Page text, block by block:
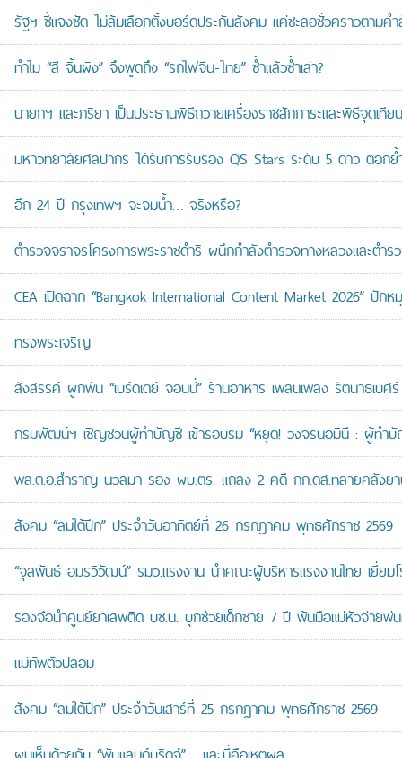
รัฐฯ ชี้แจงชัด ไม่ล้มเลือกตั้งบอร์ดประกันสังคม แค่ชะลอชั่วคราวตามค
ทำไม “สี จิ้นผิง” จึงพูดถึง “รถไฟจีน-ไทย” ซ้ำแล้วซ้ำเล่า?
นายกฯ และภริยา เป็นประธานพิธีถวายเครื่องราชสักการะและพิธีจุดเ
มหาวิทยาลัยศิลปากร ได้รับการรับรอง QS Stars ระดับ 5 ดาว ตอก
อีก 24 ปี กรุงเทพฯ จะจมน้ำ… จริงหรือ?
ตำรวจจราจรโครงการพระราชดำริ ผนึกกำลังตำรวจทางหลวงและตำ
CEA เปิดฉาก “Bangkok International Content Market 2026” ปั
ทรงพระเจริญ
สังสรรค์ ผูกพัน “เบิร์ดเดย์ จอนนี่” ร้านอาหาร เพลินเพลง รัตนาธิเบศ
กรมพัฒน์ฯ เชิญชวนผู้ทำบัญชี เข้ารอบรม “หยุด! วงจรนอมินี : ผู้ทำ
พล.ต.อ.สำราญ นวลมา รอง ผบ.ตร. แถลง 2 คดี กก.ดส.ทลายคลังย
สังคม “ลมใต้ปีก” ประจำวันอาทิตย์ที่ 26 กรกฎาคม พุทธศักราช 2569
“จุลพันธ์ อมรวิวัฒน์” รมว.แรงงาน นำคณะผู้บริหารแรงงานไทย เยี่ยม
รองจ๋อนำศูนย์ยาเสพติด บช.น. บุกช่วยเด็กชาย 7 ปี พ้นมือแม่หัวจ่ายพ่น
แม่ทัพตัวปลอม
สังคม “ลมใต้ปีก” ประจำวันเสาร์ที่ 25 กรกฎาคม พุทธศักราช 2569